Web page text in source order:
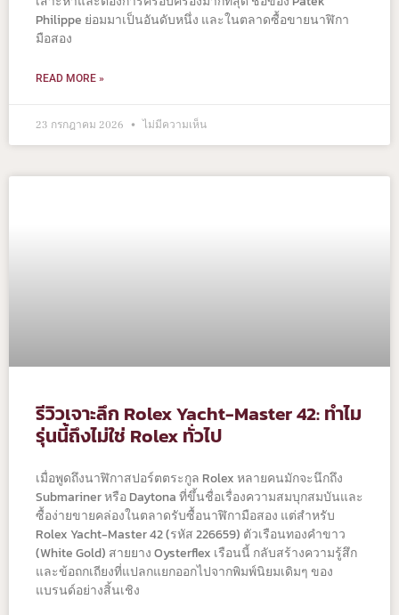
Philippe ย่อมมาเป็นอันดับหนึ่ง และในตลาดซื้อขายนาฬิกา
มือสอง
READ MORE »
23 กรกฎาคม 2026 ไม่มีความเห็น
รีวิวเจาะลึก Rolex Yacht-Master 42: ทำไม
รุ่นนี้ถึงไม่ใช่ Rolex ทั่วไป
เมื่อพูดถึงนาฬิกาสปอร์ตตระกูล Rolex หลายคนมักจะนึกถึง
Submariner หรือ Daytona ที่ขึ้นชื่อเรื่องความสมบุกสมบันและ
ซื้อง่ายขายคล่องในตลาดรับซื้อนาฬิกามือสอง แต่สำหรับ
Rolex Yacht-Master 42 (รหัส 226659) ตัวเรือนทองคำขาว
(White Gold) สายยาง Oysterflex เรือนนี้ กลับสร้างความรู้สึก
และข้อถกเถียงที่แปลกแยกออกไปจากพิมพ์นิยมเดิมๆ ของ
แบรนด์อย่างสิ้นเชิง